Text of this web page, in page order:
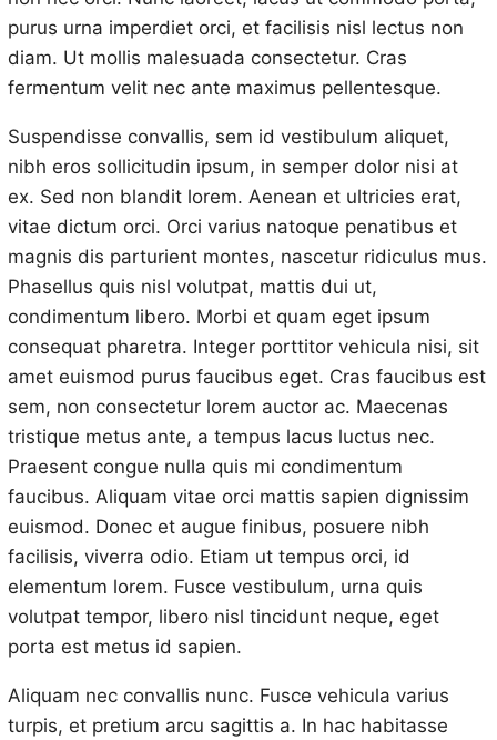
purus urna imperdiet orci, et facilisis nisl lectus non
diam. Ut mollis malesuada consectetur. Cras
fermentum velit nec ante maximus pellentesque.
Suspendisse convallis, sem id vestibulum aliquet,
nibh eros sollicitudin ipsum, in semper dolor nisi at
ex. Sed non blandit lorem. Aenean et ultricies erat,
vitae dictum orci. Orci varius natoque penatibus et
magnis dis parturient montes, nascetur ridiculus mus.
Phasellus quis nisl volutpat, mattis dui ut,
condimentum libero. Morbi et quam eget ipsum
consequat pharetra. Integer porttitor vehicula nisi, sit
amet euismod purus faucibus eget. Cras faucibus est
sem, non consectetur lorem auctor ac. Maecenas
tristique metus ante, a tempus lacus luctus nec.
Praesent congue nulla quis mi condimentum
faucibus. Aliquam vitae orci mattis sapien dignissim
euismod. Donec et augue finibus, posuere nibh
facilisis, viverra odio. Etiam ut tempus orci, id
elementum lorem. Fusce vestibulum, urna quis
volutpat tempor, libero nisl tincidunt neque, eget
porta est metus id sapien.
Aliquam nec convallis nunc. Fusce vehicula varius
turpis, et pretium arcu sagittis a. In hac habitasse